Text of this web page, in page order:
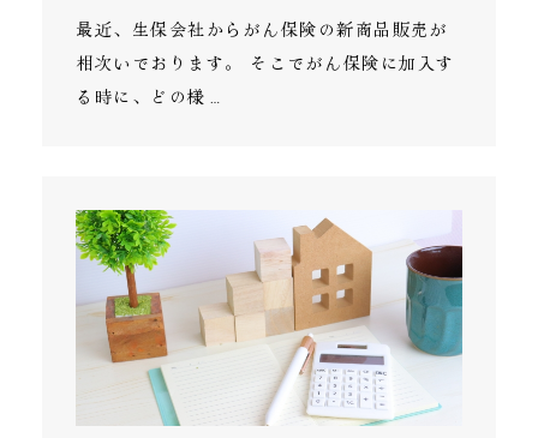
最近、生保会社からがん保険の新商品販売が
相次いでおります。 そこでがん保険に加入す
る時に、どの様…